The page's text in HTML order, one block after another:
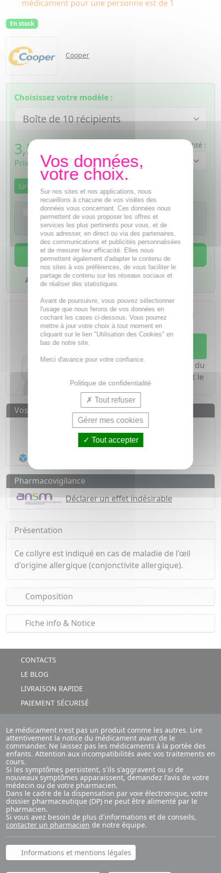
médicament pour une personne est de 1
En stock
Cooper
Choisissez votre modèle :
3,55
Prix de vente au public fixé librement
Quantité :
Lire la notice
Je confirme avoir lu la notice de ce
médicament
AJOUTER AU PANIER
Ajouter à mes favoris
L'achat d'un médicament sans
ordonnance nécessite le conseil
d'unpharmacien
Notre équipe est à votre écoute du
et le
samedi de8h à 19h30
Vos avantages
Médicaments d'origineCERTIFIÉE
médicaments
Pharmacovigilance
Déclarer un effet indésirable
Présentation
Ce collyre est indiqué en cas de maladie de l'œil
d'origine allergique (conjonctivite allergique).
Composition
Fiche info & Notice
CONTACTS
LE BLOG
LIVRAISON RAPIDE
PAIEMENT SÉCURISÉ
Le médicament n'est pas un produit comme les autres. Lire
attentivement la notice du médicament avant de le
commander. Ne laissez pas les médicaments à la portée des
enfants. Attention aux incompatibilités avec vos traitements en
cours.
Si les symptômes persistent, s'ils s'aggravent ou si de
nouveaux symptômes apparaissent, demandez l'avis de votre
médecin ou de votre pharmacien.
Dans le cadre de la dispensation par voie électronique, votre
dossier pharmaceutique (DP) ne peut être alimenté par le
pharmacien.
Si vous avez besoin de plus d'informations et de conseils,
contacter un pharmacien de notre équipe.
Informations et mentions légales
Sur nos sites et nos applications, nous
recueillons à chacune de vos visites des
données vous concernant. Ces données nous
permettent de vous proposer les offres et
services les plus pertinents pour vous, et de
vous adresser, en direct ou via des partenaires,
des communications et publicités personnalisées
et de mesurer leur efficacité. Elles nous
permettent également d'adapter le contenu de
nos sites à vos préférences, de vous faciliter le
partage de contenu sur les réseaux sociaux et
de réaliser des statistiques
Avant de poursuivre, vous pouvez sélectionner
l'usage que nous ferons de vos données en
cochant les cases ci-dessous. Vous pourrez
mettre à jour votre choix à tout moment en
cliquant sur le lien "Utilisation des Cookies" en
bas de notre site.
Merci d'avance pour votre confiance.
Politique de confidentialité
Tout refuser
Gérer mes cookies
Tout accepter